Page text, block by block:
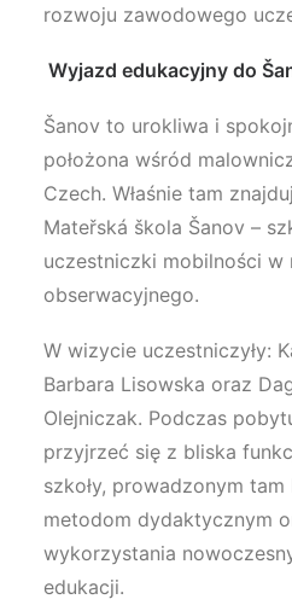
rozwoju zawodowego
Wyjazd edukacyjny do
Šanov to urokliwa i
położona wśród
Czech. Właśnie tam
Mateřská škola Šanov –
uczestniczki mobilności w
obserwacyjnego.
W wizycie uczestniczyły:
Barbara Lisowska oraz
Olejniczak. Podczas
przyjrzeć się z bliska
szkoły, prowadzonym
metodom dydaktycznym
wykorzystania
edukacji.